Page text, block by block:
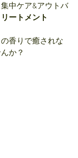
中ケア&アウトバ
ートメント
香りで癒されな
か？